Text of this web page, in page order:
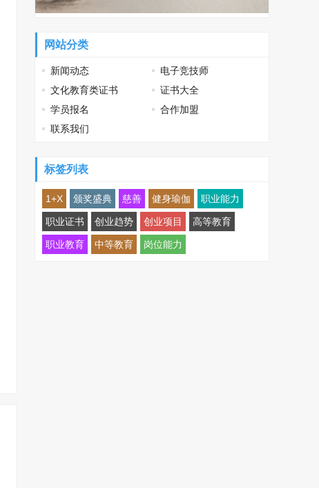
网站分类
新闻动态
电子竞技师
文化教育类证书
证书大全
学员报名
合作加盟
联系我们
标签列表
1+X 颁奖盛典 慈善 健身瑜伽 职业能力
职业证书 创业趋势 创业项目 高等教育
职业教育 中等教育 岗位能力